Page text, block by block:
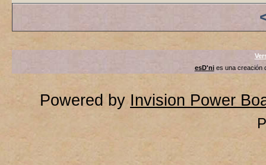
esD'nies una creación
Powered by Invision Power